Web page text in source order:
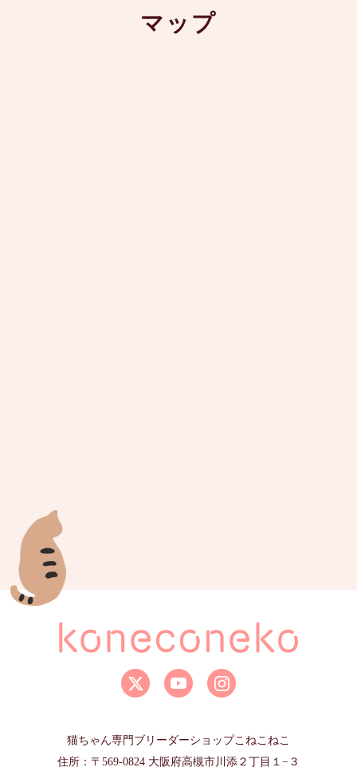
マップ
猫ちゃん専門ブリーダーショップこねこねこ
住所：〒569-0824 大阪府高槻市川添２丁目１−３